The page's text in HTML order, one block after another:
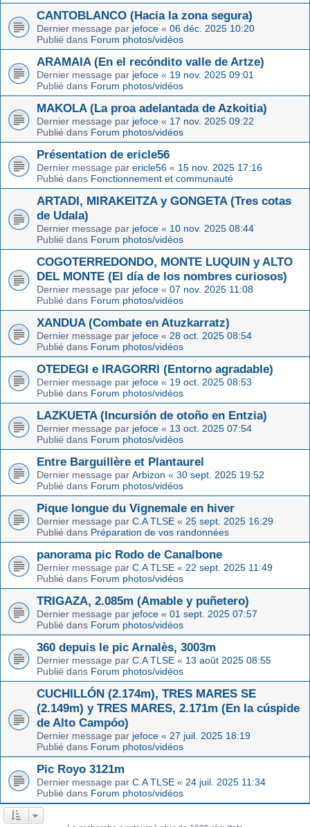
CANTOBLANCO (Hacia la zona segura)
Dernier message par jefoce « 06 déc. 2025 10:20
Publié dans Forum photos/vidéos
ARAMAIA (En el recóndito valle de Artze)
Dernier message par jefoce « 19 nov. 2025 09:01
Publié dans Forum photos/vidéos
MAKOLA (La proa adelantada de Azkoitia)
Dernier message par jefoce « 17 nov. 2025 09:22
Publié dans Forum photos/vidéos
Présentation de ericle56
Dernier message par ericle56 « 15 nov. 2025 17:16
Publié dans Fonctionnement et communauté
ARTADI, MIRAKEITZA y GONGETA (Tres cotas
de Udala)
Dernier message par jefoce « 10 nov. 2025 08:44
Publié dans Forum photos/vidéos
COGOTERREDONDO, MONTE LUQUIN y ALTO
DEL MONTE (El día de los nombres curiosos)
Dernier message par jefoce « 07 nov. 2025 11:08
Publié dans Forum photos/vidéos
XANDUA (Combate en Atuzkarratz)
Dernier message par jefoce « 28 oct. 2025 08:54
Publié dans Forum photos/vidéos
OTEDEGI e IRAGORRI (Entorno agradable)
Dernier message par jefoce « 19 oct. 2025 08:53
Publié dans Forum photos/vidéos
LAZKUETA (Incursión de otoño en Entzia)
Dernier message par jefoce « 13 oct. 2025 07:54
Publié dans Forum photos/vidéos
Entre Barguillère et Plantaurel
Dernier message par Arbizon « 30 sept. 2025 19:52
Publié dans Forum photos/vidéos
Pique longue du Vignemale en hiver
Dernier message par C.A TLSE « 25 sept. 2025 16:29
Publié dans Préparation de vos randonnées
panorama pic Rodo de Canalbone
Dernier message par C.A TLSE « 22 sept. 2025 11:49
Publié dans Forum photos/vidéos
TRIGAZA, 2.085m (Amable y puñetero)
Dernier message par jefoce « 01 sept. 2025 07:57
Publié dans Forum photos/vidéos
360 depuis le pic Arnalès, 3003m
Dernier message par C.A TLSE « 13 août 2025 08:55
Publié dans Forum photos/vidéos
CUCHILLÓN (2.174m), TRES MARES SE
(2.149m) y TRES MARES, 2.171m (En la cúspide
de Alto Campóo)
Dernier message par jefoce « 27 juil. 2025 18:19
Publié dans Forum photos/vidéos
Pic Royo 3121m
Dernier message par C.A TLSE « 24 juil. 2025 11:34
Publié dans Forum photos/vidéos